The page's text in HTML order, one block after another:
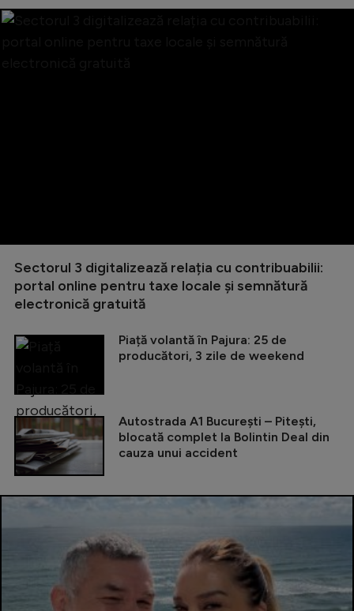
Sectorul 3 digitalizează relația cu contribuabilii:
portal online pentru taxe locale și semnătură
electronică gratuită
Piață volantă în Pajura: 25 de
producători, 3 zile de weekend
Autostrada A1 București – Pitești,
blocată complet la Bolintin Deal din
cauza unui accident